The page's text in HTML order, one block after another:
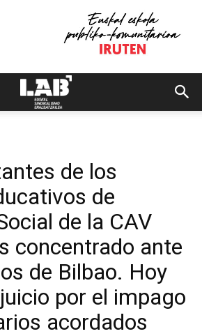
de los
de
de la CAV
concentrado ante
de Bilbao. Hoy
por el impago
acordados